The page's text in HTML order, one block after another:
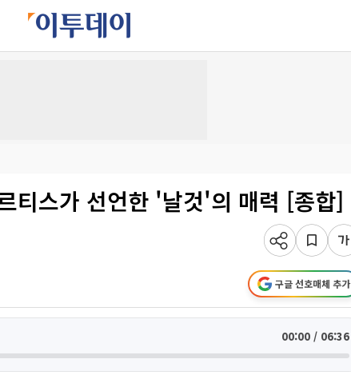
스가 선언한 '날것'의 매력 [종합]
구글 선호매체 추가
00:00 / 06:36